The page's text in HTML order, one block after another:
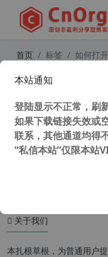
首页 标签 如何打
关于我们
本扎根草根，为普通用户
本站通知
登陆显示不正常，刷
如果下载链接失效或
联系，其他通道均得
“私信本站”仅限本站